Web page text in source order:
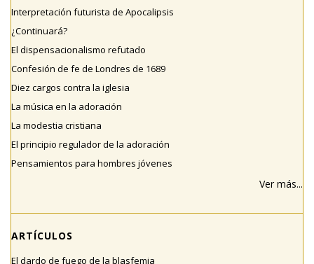
Interpretación futurista de Apocalipsis
¿Continuará?
El dispensacionalismo refutado
Confesión de fe de Londres de 1689
Diez cargos contra la iglesia
La música en la adoración
La modestia cristiana
El principio regulador de la adoración
Pensamientos para hombres jóvenes
Ver más...
ARTÍCULOS
El dardo de fuego de la blasfemia